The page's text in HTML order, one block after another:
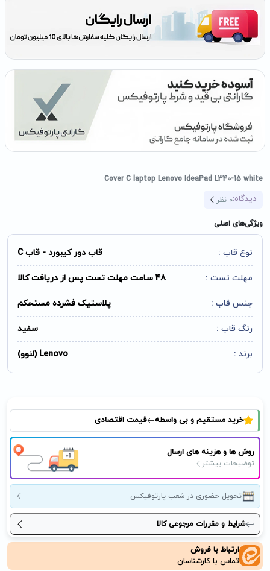
Cover C laptop Lenovo IdeaPad L340-15 white
دیدگاه:0 نظر
ویژگی‌های اصلی
نوع قاب : قاب دور کیبورد - قاب C
مهلت تست : 48 ساعت مهلت تست پس از دریافت کالا
جنس قاب : پلاستیک فشرده مستحکم
رنگ قاب : سفید
برند : Lenovo (لنوو)
خرید مستقیم و بی واسطه قیمت اقتصادی
روش ها و هزینه های ارسال
توضیحات بیشتر
تحویل حضوری در شعب پارتوفیکس
شرایط و مقررات مرجوعی کالا
ارتباط با فروش
تماس با کارشناسان